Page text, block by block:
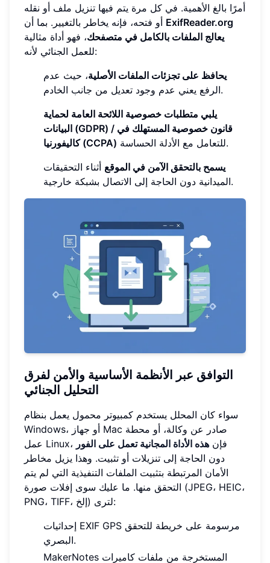
أمرًا بالغ الأهمية. في كل مرة يتم فيها تنزيل ملف أو نقله
ExifReader.org
يعالج الملفات بالكامل في متصفحك، فهو أداة مثالية
للعمل الجنائي لأنه:
يحافظ على تجزئات الملفات الأصلية، حيث عدم
الرفع يعني عدم وجود تعديل من جانب الخادم.
يلبي متطلبات خصوصية اللائحة العامة لحماية
البيانات (GDPR) / قانون خصوصية المستهلك في
كاليفورنيا (CCPA)
للتعامل مع الأدلة الحساسة.
يسمح بالتحقق الآمن في الموقع أثناء التحقيقات
الميدانية دون الحاجة إلى الاتصال بشبكة خارجية.
التوافق عبر الأنظمة الأساسية والأمن لفرق
التحليل الجنائي
سواء كان المحلل يستخدم كمبيوتر محمول يعمل بنظام
Windows، أو جهاز Mac صادر عن وكالة، أو محطة
عمل Linux، فإن هذه الأداة المجانية تعمل على الفور
دون الحاجة إلى تنزيلات أو تثبيت. وهذا يزيل مخاطر
الأمان المرتبطة بتثبيت الملفات التنفيذية التي لم يتم
التحقق منها. ما عليك سوى إفلات صورة (JPEG، HEIC،
PNG، TIFF، إلخ) لترى:
إحداثيات EXIF GPS مرسومة على خريطة للتحقق
البصري.
MakerNotes المستخرجة من ملفات كاميرات